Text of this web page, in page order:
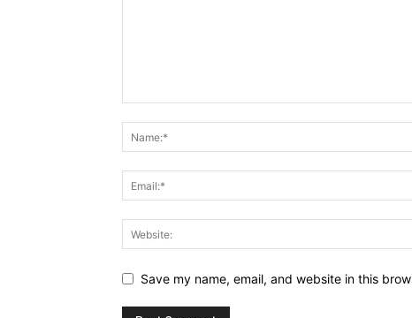
Save my name, email, and website in this